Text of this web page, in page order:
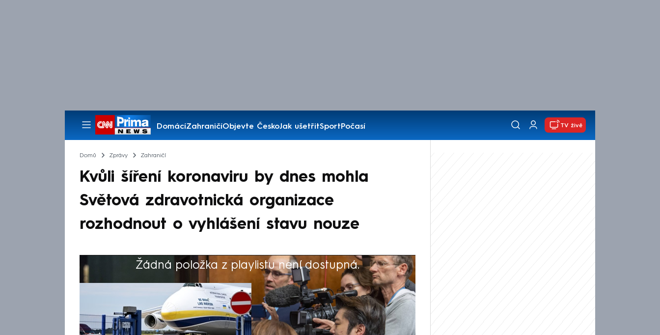
DomácíZahraničíObjevte ČeskoJak ušetřitSportPočasí
Pořady
TV živě
Domů Zprávy Zahraničí
Kvůli šíření koronaviru by dnes mohla
Světová zdravotnická organizace
rozhodnout o vyhlášení stavu nouze
Žádná položka z playlistu není dostupná.
Výběr redakce